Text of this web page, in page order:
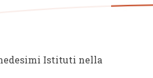
Istituti nella